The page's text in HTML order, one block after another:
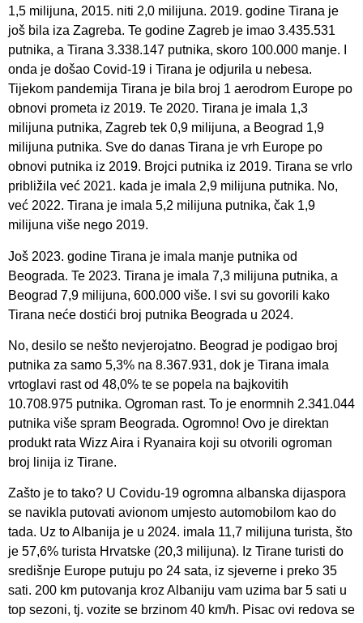
1,5 milijuna, 2015. niti 2,0 milijuna. 2019. godine Tirana je
još bila iza Zagreba. Te godine Zagreb je imao 3.435.531
putnika, a Tirana 3.338.147 putnika, skoro 100.000 manje. I
onda je došao Covid-19 i Tirana je odjurila u nebesa.
Tijekom pandemija Tirana je bila broj 1 aerodrom Europe po
obnovi prometa iz 2019. Te 2020. Tirana je imala 1,3
milijuna putnika, Zagreb tek 0,9 milijuna, a Beograd 1,9
milijuna putnika. Sve do danas Tirana je vrh Europe po
obnovi putnika iz 2019. Brojci putnika iz 2019. Tirana se vrlo
približila već 2021. kada je imala 2,9 milijuna putnika. No,
već 2022. Tirana je imala 5,2 milijuna putnika, čak 1,9
milijuna više nego 2019.
Još 2023. godine Tirana je imala manje putnika od
Beograda. Te 2023. Tirana je imala 7,3 milijuna putnika, a
Beograd 7,9 milijuna, 600.000 više. I svi su govorili kako
Tirana neće dostići broj putnika Beograda u 2024.
No, desilo se nešto nevjerojatno. Beograd je podigao broj
putnika za samo 5,3% na 8.367.931, dok je Tirana imala
vrtoglavi rast od 48,0% te se popela na bajkovitih
10.708.975 putnika. Ogroman rast. To je enormnih 2.341.044
putnika više spram Beograda. Ogromno! Ovo je direktan
produkt rata Wizz Aira i Ryanaira koji su otvorili ogroman
broj linija iz Tirane.
Zašto je to tako? U Covidu-19 ogromna albanska dijaspora
se navikla putovati avionom umjesto automobilom kao do
tada. Uz to Albanija je u 2024. imala 11,7 milijuna turista, što
je 57,6% turista Hrvatske (20,3 milijuna). Iz Tirane turisti do
središnje Europe putuju po 24 sata, iz sjeverne i preko 35
sati. 200 km putovanja kroz Albaniju vam uzima bar 5 sati u
top sezoni, tj. vozite se brzinom 40 km/h. Pisac ovi redova se